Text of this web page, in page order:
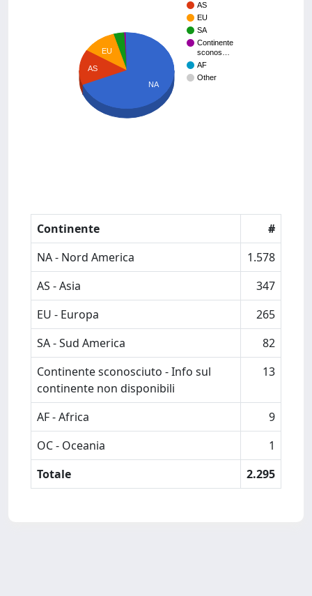
AS
EU
SA
Continente
sconos…
AF
Other
EU
AS
NA
Continente
#
NA - Nord America
1.578
AS - Asia
347
EU - Europa
265
SA - Sud America
82
Continente sconosciuto - Info sul
continente non disponibili
13
AF - Africa
9
OC - Oceania
1
Totale
2.295